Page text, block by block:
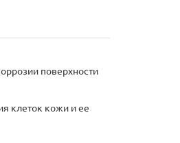
поверхности
клеток кожи и ее